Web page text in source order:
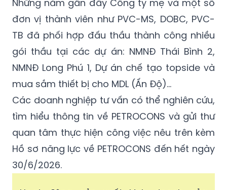
TB đã phối hợp đấu thầu thành công nhiều
gói thầu tại các dự án: NMNĐ Thái Bình 2,
NMNĐ Long Phú 1, Dự án chế tạo topside và
mua sắm thiết bị cho MDL (Ấn Độ)...
Các doanh nghiệp tư vấn có thể nghiên cứu,
tìm hiểu thông tin về PETROCONS và gửi thư
quan tâm thực hiện công việc nêu trên kèm
Hồ sơ năng lực về PETROCONS đến hết ngày
30/6/2026.
Hoạt động sản xuất kinh doanh của